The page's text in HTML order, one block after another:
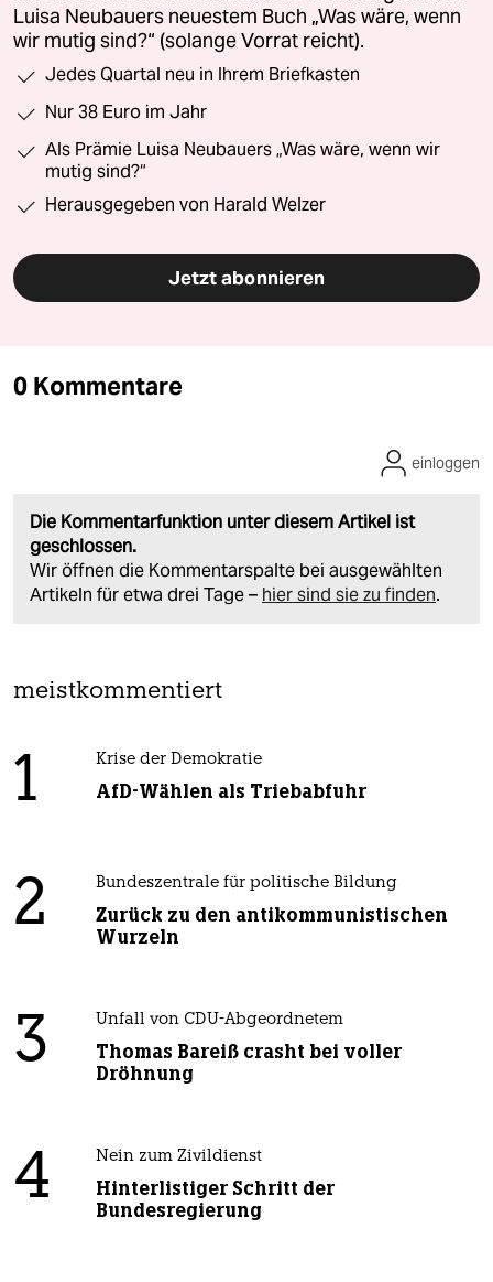
Luisa Neubauers neuestem Buch „Was wäre, wenn
wir mutig sind?“ (solange Vorrat reicht).
Jedes Quartal neu in Ihrem Briefkasten
Nur 38 Euro im Jahr
Als Prämie Luisa Neubauers „Was wäre, wenn wir
mutig sind?“
Herausgegeben von Harald Welzer
Jetzt abonnieren
0 Kommentare
Die Kommentarfunktion unter diesem Artikel ist
geschlossen.
Wir öffnen die Kommentarspalte bei ausgewählten
Artikeln für etwa drei Tage – hier sind sie zu finden.
einloggen
meistkommentiert
1 Krise der Demokratie
AfD-Wählen als Triebabfuhr
2 Bundeszentrale für politische Bildung
Zurück zu den antikommunistischen
Wurzeln
3 Unfall von CDU-Abgeordnetem
Thomas Bareiß crasht bei voller
Dröhnung
4 Nein zum Zivildienst
Hinterlistiger Schritt der
Bundesregierung